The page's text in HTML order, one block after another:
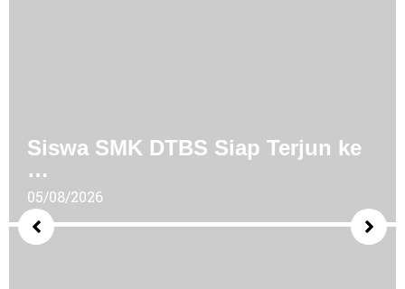
Siswa SMK DTBS Siap Terjun ke
…
05/08/2026